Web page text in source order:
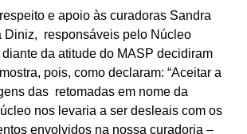
e apoio às curadoras Sandra
Diniz, responsáveis pelo Núcleo
diante da atitude do MASP decidiram
pois, como declaram: “Aceitar a
das retomadas em nome da
nos levaria a ser desleais com os
envolvidos na nossa curadoria –